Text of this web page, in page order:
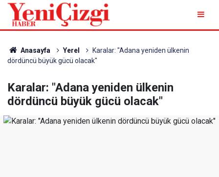
Anasayfa Yerel
Karalar: "Adana yeniden ülkenin
dördüncü büyük gücü olacak"
Karalar: "Adana yeniden ülkenin
dördüncü büyük gücü olacak"